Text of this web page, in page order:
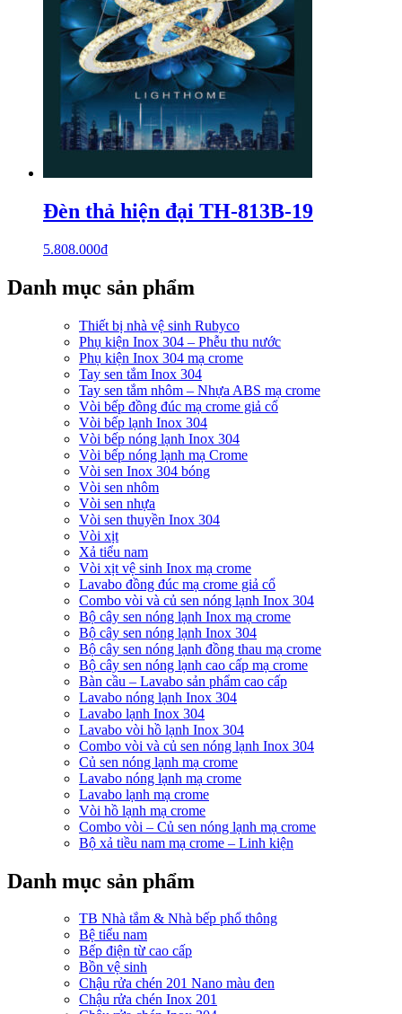
Đèn thả hiện đại TH-813B-19
5.808.000₫
Danh mục sản phẩm
Thiết bị nhà vệ sinh Rubyco
Phụ kiện Inox 304 – Phễu thu nước
Phụ kiện Inox 304 mạ crome
Tay sen tắm Inox 304
Tay sen tắm nhôm – Nhựa ABS mạ crome
Vòi bếp đồng đúc mạ crome giả cổ
Vòi bếp lạnh Inox 304
Vòi bếp nóng lạnh Inox 304
Vòi bếp nóng lạnh mạ Crome
Vòi sen Inox 304 bóng
Vòi sen nhôm
Vòi sen nhựa
Vòi sen thuyền Inox 304
Vòi xịt
Xả tiểu nam
Vòi xịt vệ sinh Inox mạ crome
Lavabo đồng đúc mạ crome giả cổ
Combo vòi và củ sen nóng lạnh Inox 304
Bộ cây sen nóng lạnh Inox mạ crome
Bộ cây sen nóng lạnh Inox 304
Bộ cây sen nóng lạnh đồng thau mạ crome
Bộ cây sen nóng lạnh cao cấp mạ crome
Bàn cầu – Lavabo sản phẩm cao cấp
Lavabo nóng lạnh Inox 304
Lavabo lạnh Inox 304
Lavabo vòi hồ lạnh Inox 304
Combo vòi và củ sen nóng lạnh Inox 304
Củ sen nóng lạnh mạ crome
Lavabo nóng lạnh mạ crome
Lavabo lạnh mạ crome
Vòi hồ lạnh mạ crome
Combo vòi – Củ sen nóng lạnh mạ crome
Bộ xả tiều nam mạ crome – Linh kiện
Danh mục sản phẩm
TB Nhà tắm & Nhà bếp phổ thông
Bệ tiểu nam
Bếp điện từ cao cấp
Bồn vệ sinh
Chậu rửa chén 201 Nano màu đen
Chậu rửa chén Inox 201